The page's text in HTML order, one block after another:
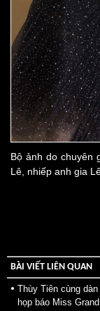
Bộ ảnh do chuyên
Lê, nhiếp anh gia
BÀI VIẾT LIÊN QUAN
Thùy Tiên cùng dàn hậu, người đẹp Thái Lan “gây náo loạn” sân khấu
họp báo Miss